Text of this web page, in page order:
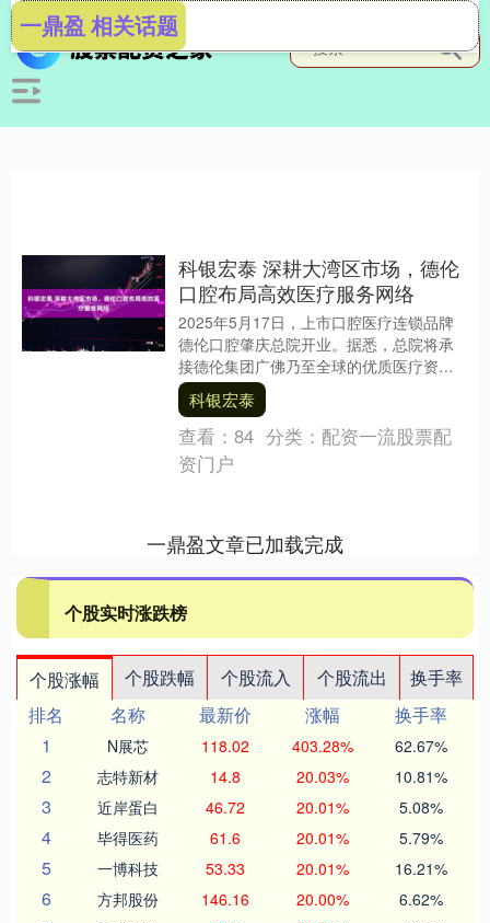
一鼎盈 相关话题
科银宏泰 深耕大湾区市场，德伦
口腔布局高效医疗服务网络
2025年5月17日，上市口腔医疗连锁品牌
德伦口腔肇庆总院开业。据悉，总院将承
接德伦集团广佛乃至全球的优质医疗资
源，联动30家分院形成“1小时诊疗圈”科银
宏泰，....
科银宏泰
查看： 84 分类： 配资一流股票配
资门户
一鼎盈文章已加载完成
个股实时涨跌榜
个股涨幅 个股跌幅 个股流入 个股流出
换手率
排名
名称 最新价 涨幅
换手率
1
N展芯 118.02 403.28% 62.67%
2 志特新材 14.8 20.03% 10.81%
3 近岸蛋白 46.72 20.01% 5.08%
4 毕得医药 61.6 20.01% 5.79%
5 一博科技 53.33 20.01% 16.21%
6 方邦股份 146.16 20.00% 6.62%